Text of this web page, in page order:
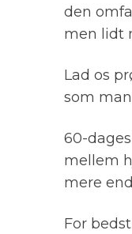
den
men lidt
Lad os
som
60-
mellem
mere
For